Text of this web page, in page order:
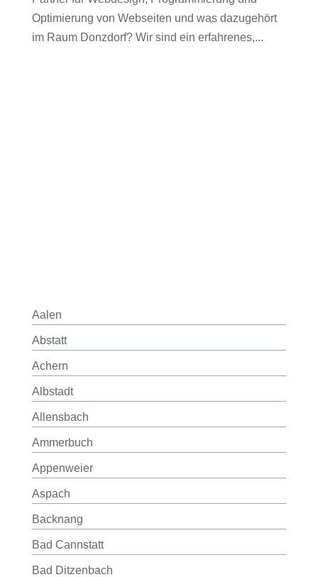
Optimierung von Webseiten und was dazugehört
im Raum Donzdorf? Wir sind ein erfahrenes,...
Aalen
Abstatt
Achern
Albstadt
Allensbach
Ammerbuch
Appenweier
Aspach
Backnang
Bad Cannstatt
Bad Ditzenbach